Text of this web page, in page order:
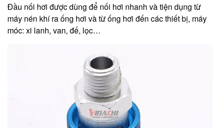
Đầu nối hơi được dùng để nối hơi nhanh và tiện dụng từ
máy nén khí ra ống hơi và từ ống hơi đến các thiết bị, máy
móc: xi lanh, van, đế, lọc…